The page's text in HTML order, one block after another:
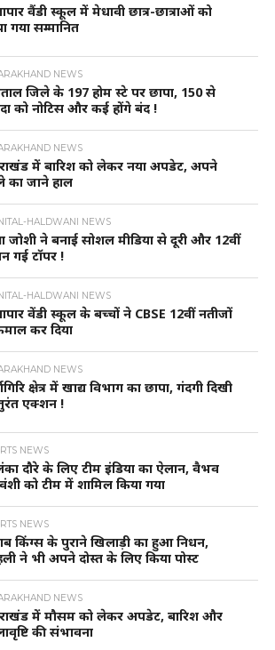
वैंडी स्कूल में मेधावी छात्र-छात्राओं को
गया सम्मानित
NEWS
जिले के 197 होम स्टे पर छापा, 150 से
को नोटिस और कई होंगे बंद !
NEWS
में बारिश को लेकर नया अपडेट, अपने
का जाने हाल
HALDWANI NEWS
जोशी ने बनाई सोशल मीडिया से दूरी और 12वीं
गई टॉपर !
HALDWANI NEWS
वेंडी स्कूल के बच्चों ने CBSE 12वीं नतीजों
कर दिया
NEWS
क्षेत्र में खाद्य विभाग का छापा, गंदगी दिखी
एक्शन !
NEWS
दौरे के लिए टीम इंडिया का ऐलान, वैभव
को टीम में शामिल किया गया
NEWS
किंग्स के पुराने खिलाड़ी का हुआ निधन,
ने भी अपने दोस्त के लिए किया पोस्ट
NEWS
में मौसम को लेकर अपडेट, बारिश और
की संभावना